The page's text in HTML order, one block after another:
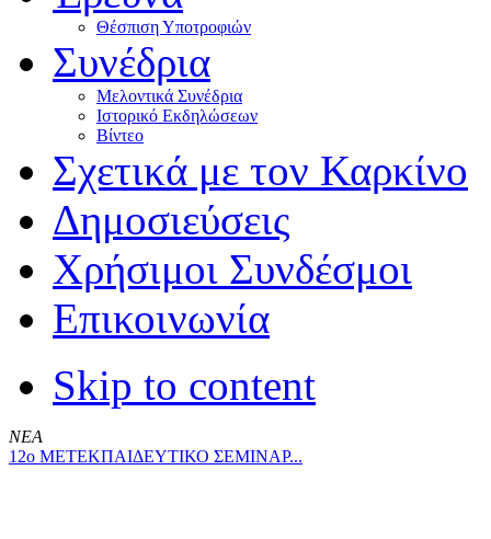
Θέσπιση Υποτροφιών
Συνέδρια
Μελοντικά Συνέδρια
Ιστορικό Εκδηλώσεων
Βίντεο
Σχετικά με τον Καρκίνο
Δημοσιεύσεις
Χρήσιμοι Συνδέσμοι
Επικοινωνία
Skip to content
ΝΕΑ
12ο ΜΕΤΕΚΠΑΙΔΕΥΤΙΚΟ ΣΕΜΙΝΑΡ...